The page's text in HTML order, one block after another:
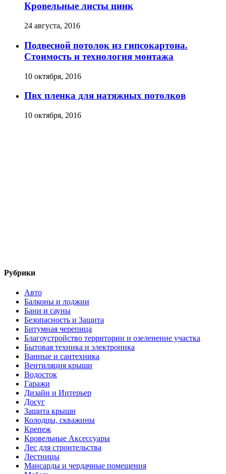
Кровельные листы цинк
24 августа, 2016
Подвесной потолок из гипсокартона.
Стоимость и технология монтажа
10 октября, 2016
Пвх пленка для натяжных потолков
10 октября, 2016
Рубрики
Авто
Балконы и лоджии
Бани и сауны
Безопасность и Защита
Битумная черепица
Благоустройство территории и озеленение участка
Бытовая техника и электроника
Ванные и сантехника
Вентиляция крыши
Водосток
Гаражи
Дизайн и Интерьер
Досуг
Защита крыши
Колодцы, скважины
Крепеж
Кровельные Аксессуары
Лес для строительства
Лестницы
Мансарды и чердачные помещения